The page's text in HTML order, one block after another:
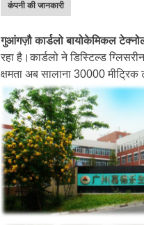
कंपनी की जानकारी
गुआंगज़ौ कार्डलो बायोकेमिकल
रहा है।कार्डलो ने डिस्टिल्ड
क्षमता अब सालाना 30000